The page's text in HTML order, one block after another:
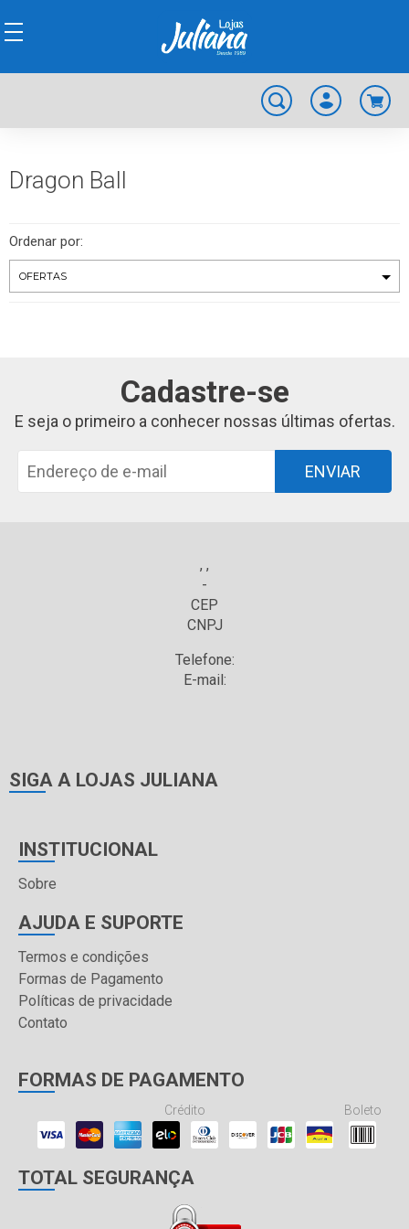
Dragon Ball
Ordenar por:
Cadastre-se
E seja o primeiro a conhecer nossas últimas ofertas.
ENVIAR
, ,
-
CEP
CNPJ
Telefone:
E-mail:
SIGA A LOJAS JULIANA
INSTITUCIONAL
Sobre
AJUDA E SUPORTE
Termos e condições
Formas de Pagamento
Políticas de privacidade
Contato
FORMAS DE PAGAMENTO
Crédito Boleto
TOTAL SEGURANÇA